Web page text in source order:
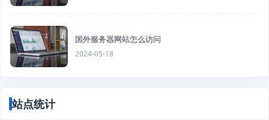
国外服务器网站怎么访问
2024-05-18
站点统计